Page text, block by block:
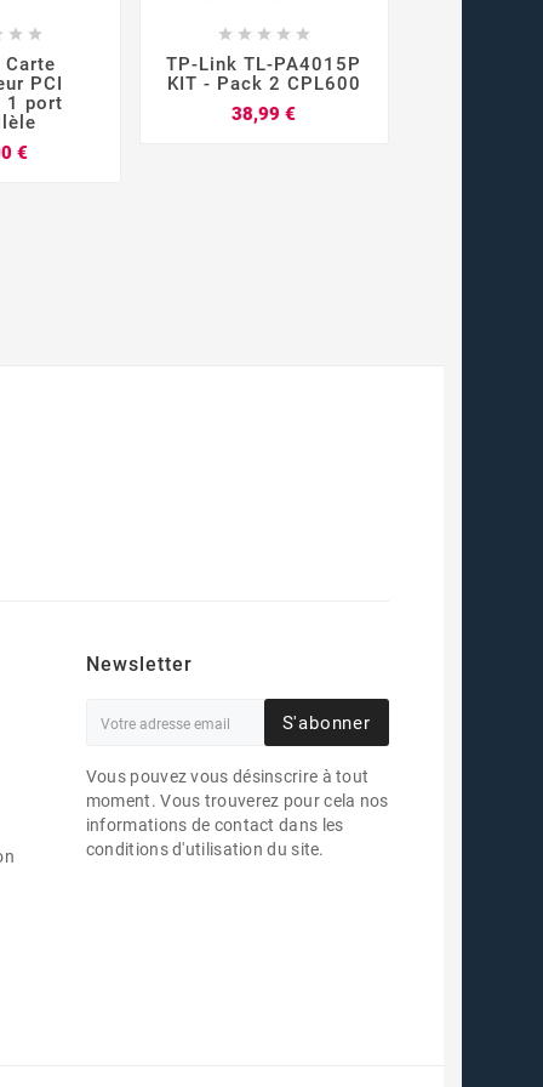
 
Carte
PCI
1 port
€
    
TP-Link TL-PA4015P
KIT - Pack 2 CPL600
38,99 €
Newsletter
S'abonner
Vous pouvez vous désinscrire à tout
moment. Vous trouverez pour cela nos
informations de contact dans les
conditions d'utilisation du site.